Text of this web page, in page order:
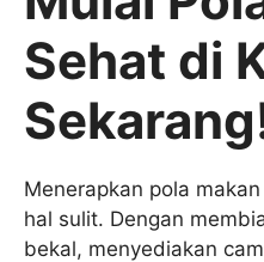
Sehat di
Menerapkan pola
hal sulit. Dengan
bekal, menyediakan